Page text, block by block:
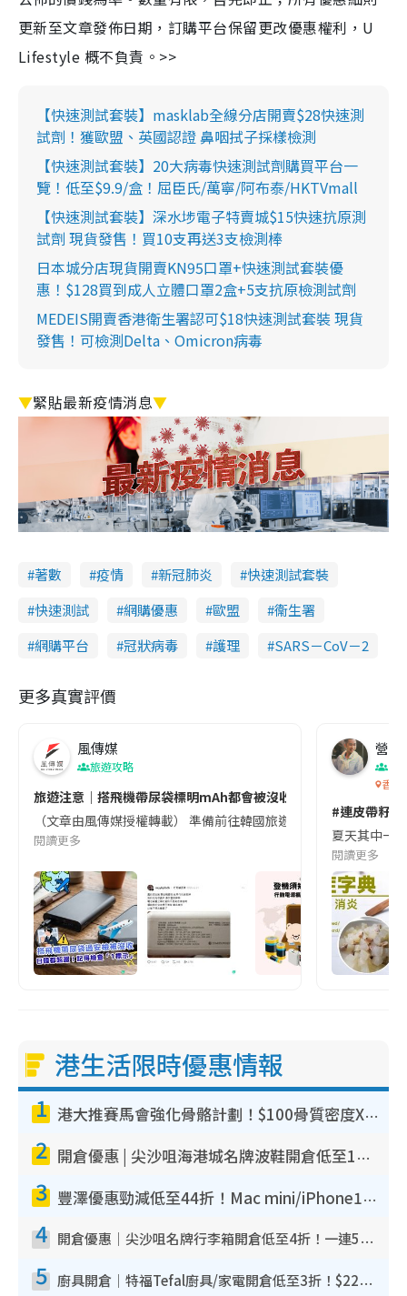
更新至文章發佈日期，訂購平台保留更改優惠權利，U
Lifestyle 概不負責。>>
【快速測試套裝】masklab全線分店開賣$28快速測
試劑！獲歐盟、英國認證 鼻咽拭子採樣檢測
【快速測試套裝】20大病毒快速測試劑購買平台一
覽！低至$9.9/盒！屈臣氏/萬寧/阿布泰/HKTVmall
【快速測試套裝】深水埗電子特賣城$15快速抗原測
試劑 現貨發售！買10支再送3支檢測棒
日本城分店現貨開賣KN95口罩+快速測試套裝優
惠！$128買到成人立體口罩2盒+5支抗原檢測試劑
MEDEIS開賣香港衛生署認可$18快速測試套裝 現貨
發售！可檢測Delta、Omicron病毒
▼緊貼最新疫情消息▼
著數 疫情 新冠肺炎
快速測試套裝
快速測試
網購優惠 歐盟
衞生署
網購平台
冠狀病毒 護理 SARS－CoV－2
更多真實評價
風傳媒
旅遊攻略
旅遊注意｜搭飛機帶尿袋標明mAh都會被沒收😱出發前切記檢查
（文章由風傳媒授權轉載） 準備前往韓國旅遊的民眾，近期要
閱讀更多
營養
香港
#連皮帶籽
夏天其中一
閱讀更多
港生活限時優惠情報
1 港大推賽馬會強化骨骼計劃！$100骨質密度X光檢查 完成免費運動訓練送超市禮券！附參加資格
2 開倉優惠 | 尖沙咀海港城名牌波鞋開倉低至1折！On鞋$899起／Joy&Peace鞋履$98起
3 豐澤優惠勁減低至44折！Mac mini/iPhone17Pro大減價！廚房家電$220起
4 開倉優惠｜尖沙咀名牌行李箱開倉低至4折！一連5日 American Tourister/ace./Hallmark $200起！
5 廚具開倉｜特福Tefal廚具/家電開倉低至3折！$220起買平底鍋/炒鑊/湯煲！電飯煲/吸塵機/燙斗$418起